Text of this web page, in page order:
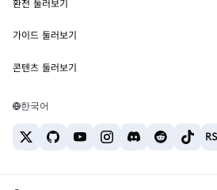
MetaMask Connect
Snaps
웹3 서비스
보안
고객 지원
채용
이더리움 가격
솔라나 가격
테더 가격
환전 둘러보기
ETH를 USD로 환전
USDT를 INR로 환전
BTC를 INR로 환전
ETH를 USDT로 환전
가이드 둘러보기
ETH 매수
USDT 매수
콘텐츠 둘러보기
솔라나 지갑
한국어